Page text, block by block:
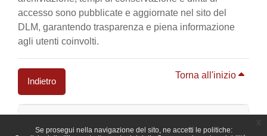
Se prosegui nella navigazione del sito, ne accetti le politiche:
accesso sono pubblicate e aggiornate nel sito del
DLM, garantendo trasparenza e piena informazione
agli utenti coinvolti.
Indietro
Torna all'inizio
Blocchi